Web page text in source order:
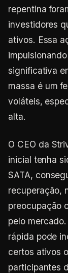
repentina
investidores
ativos. Essa
significativa
massa é um
voláteis,
alta.
O CEO da
inicial tenha
SATA,
recuperação,
preocupação
pelo
rápida pode
certos ativos
participantes